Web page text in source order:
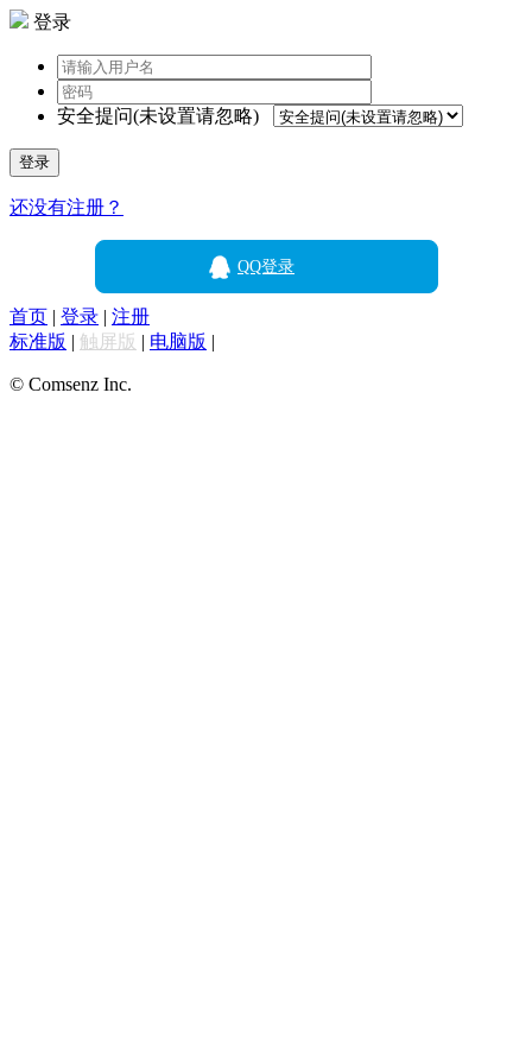
登录
安全提问(未设置请忽略)
登录
还没有注册？
QQ登录
首页 | 登录 | 注册
标准版 | 触屏版 | 电脑版 |
© Comsenz Inc.